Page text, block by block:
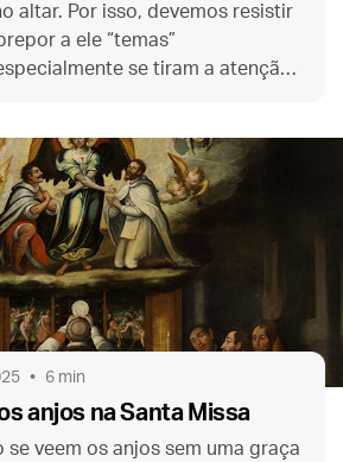
altar. Por isso, devemos resistir
a ele “temas”
se tiram a atenção
6 min
anjos na Santa Missa
se veem os anjos sem uma graça